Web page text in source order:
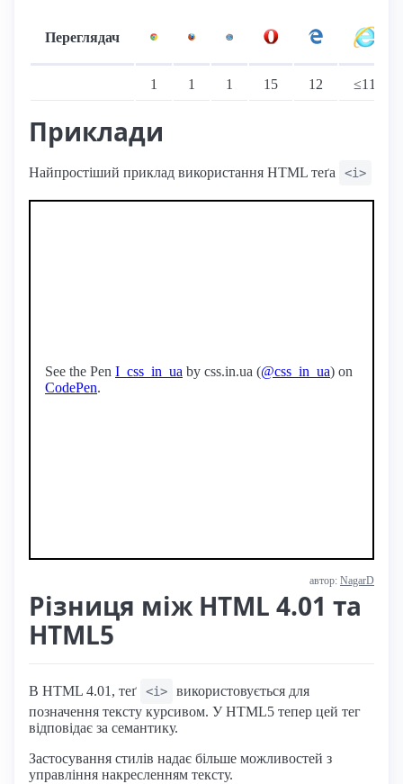
Переглядач
1 1 1 15 12 ≤11
Приклади
Найпростіший приклад використання HTML теґа <i>
See the Pen I_css_in_ua by css.in.ua (@css_in_ua) on
CodePen.
автор: NagarD
Різниця між HTML 4.01 та
HTML5
В HTML 4.01, теґ <i>
використовується для
позначення тексту курсивом. У HTML5 тепер цей тег
відповідає за семантику.
Застосування стилів надає більше можливостей з
управління накресленням тексту.